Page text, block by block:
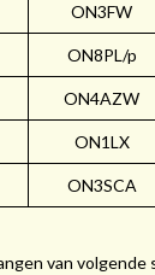
ON3FW
ON8PL/p
ON4AZW
ON1LX
ON3SCA
van volgende